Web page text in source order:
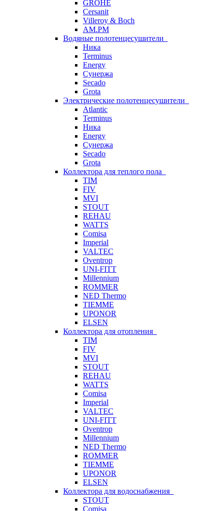
GROHE
Cersanit
Villeroy & Boch
AM.PM
Водяные полотенцесушители
Ника
Terminus
Energy
Сунержа
Secado
Grota
Электрические полотенцесушители
Atlantic
Terminus
Ника
Energy
Сунержа
Secado
Grota
Коллектора для теплого пола
TIM
FIV
MVI
STOUT
REHAU
WATTS
Comisa
Imperial
VALTEC
Oventrop
UNI-FITT
Millennium
ROMMER
NED Thermo
TIEMME
UPONOR
ELSEN
Коллектора для отопления
TIM
FIV
MVI
STOUT
REHAU
WATTS
Comisa
Imperial
VALTEC
UNI-FITT
Oventrop
Millennium
NED Thermo
ROMMER
TIEMME
UPONOR
ELSEN
Коллектора для водоснабжения
STOUT
Comisa